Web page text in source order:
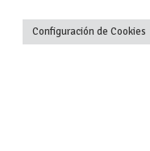
+34 627 35 00 36
Configuración de Cookies